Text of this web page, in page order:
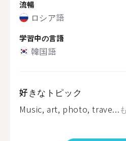
流暢
ロシア語
学習中の言語
韓国語
好きなトピック
Music, art, photo, trave...